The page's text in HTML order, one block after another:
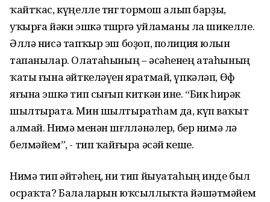
ҡайтҡас, күңелле төнгө тормош алып барҙы,
уҡырға йәки эшкә төшөргә уйламаны ла шикелле.
Әллә нисә тапҡыр эш боҙоп, полиция юлын
тапанылар. Олатаһының – әсәһенең атаһының
ҡаты ғына әйткеләүен яратмай, үпкәләп, Өфө
яғына эшкә тип сығып киткән ине. “Бик һирәк
шылтырата. Мин шылтыратһам да, күп ваҡыт
алмай. Нимә менән шөғөлләнәлер, бер нимә лә
белмәйем”, - тип ҡайғыра әсәй кеше.
Нимә тип әйтәһең, ни тип йыуатаһың инде был
осраҡта? Балаларын юҡсыллыҡта йәшәтмәйем